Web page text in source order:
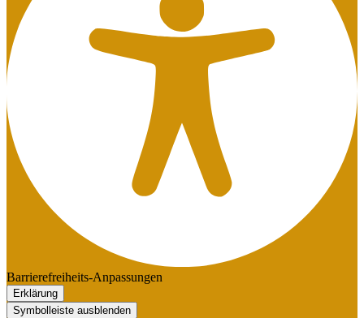
Barrierefreiheits-Anpassungen
Erklärung
Symbolleiste ausblenden